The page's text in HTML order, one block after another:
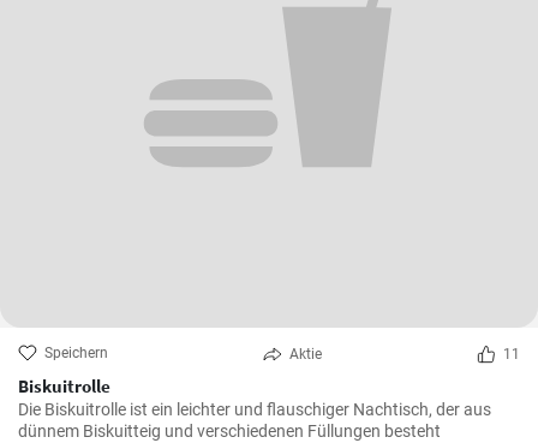
Speichern Aktie 11
Biskuitrolle
Die Biskuitrolle ist ein leichter und flauschiger Nachtisch, der aus
dünnem Biskuitteig und verschiedenen Füllungen besteht